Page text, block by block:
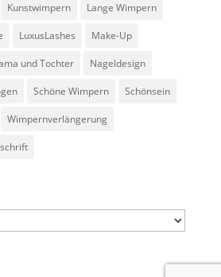
Kunstwimpern Lange Wimpern
LuxusLashes Make-Up
und Tochter Nageldesign
Schöne Wimpern Schönsein
Wimpernverlängerung